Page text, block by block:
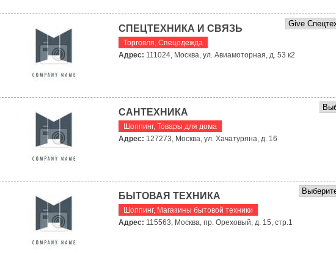
СПЕЦТЕХНИКА И СВЯЗЬ
Торговля, Спецодежда
Адрес: 111024, Москва, ул. Авиамоторная, д. 53 к2
САНТЕХНИКА
Шоппинг, Товары для дома
Адрес: 127273, Москва, ул. Хачатуряна, д. 16
БЫТОВАЯ ТЕХНИКА
Шоппинг, Магазины бытовой техники
Адрес: 115563, Москва, пр. Ореховый, д. 15, стр.1